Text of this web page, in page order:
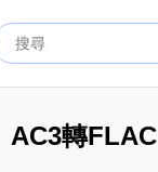
AC3轉FLAC